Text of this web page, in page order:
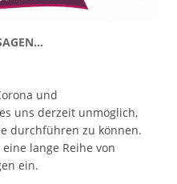
und
uns derzeit unmöglich,
durchführen zu können.
lange Reihe von
ein.